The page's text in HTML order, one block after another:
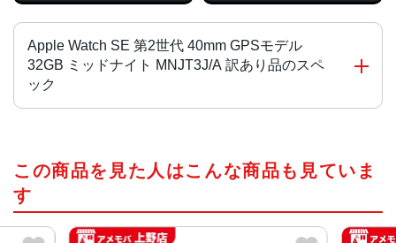
Apple Watch SE 第2世代 40mm GPSモデル
32GB ミッドナイト MNJT3J/A 訳あり品のスペ
ック
S8 SiP（64ビットデュアルコアプロセッサ搭載）
LTPO OLED Retinaディスプレイ
この商品を見た人はこんな商品も見ていま
す